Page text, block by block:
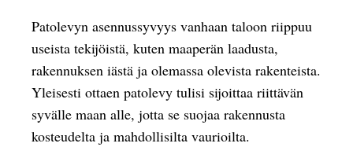
Patolevyn asennussyvyys vanhaan taloon riippuu
useista tekijöistä, kuten maaperän laadusta,
rakennuksen iästä ja olemassa olevista rakenteista.
Yleisesti ottaen patolevy tulisi sijoittaa riittävän
syvälle maan alle, jotta se suojaa rakennusta
kosteudelta ja mahdollisilta vaurioilta.